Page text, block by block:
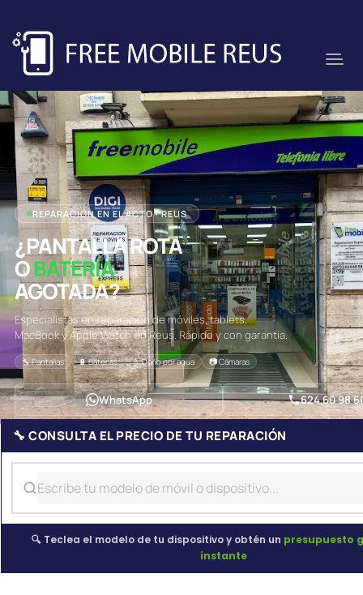
REPARACIÓN EN EL ACTO · REUS
¿PANTALLA ROTA
OBATERÍA
AGOTADA?
Especialistas en reparación de móviles, tablets,
MacBook y Apple Watch en Reus. Rápido y con garantía.
🔧 Pantallas 🔋 Baterías 💧 Daño por agua 📷 Cámaras
WhatsApp 624 60 98
🔧 CONSULTA EL PRECIO DE TU REPARACIÓN
🔍 Teclea el modelo de tu dispositivo y obtén un presupuesto
instante